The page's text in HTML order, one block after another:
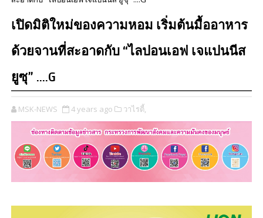
เปิดมิติใหม่ของความหอม เริ่มต้นมื้ออาหาร
ด้วยจานที่สะอาดกับ “ไลปอนเอฟ เจแปนนีส
ยูซุ” ....G
MSK-NEWS 4 years ago วาไรตี้,